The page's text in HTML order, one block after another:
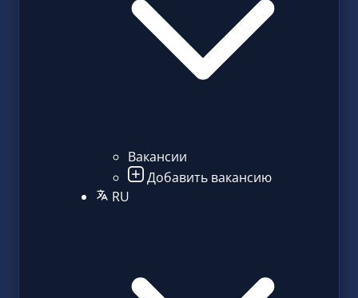
Вакансии
Добавить вакансию
RU